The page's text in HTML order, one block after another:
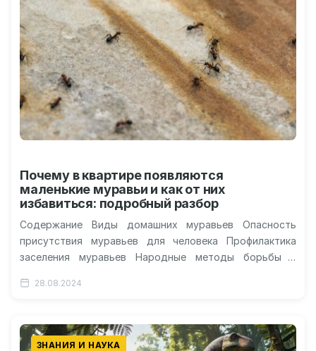
Почему в квартире появляются
маленькие муравьи и как от них
избавиться: подробный разбор
Содержание Виды домашних муравьев Опасность
присутствия муравьев для человека Профилактика
заселения муравьев Народные методы борьбы с
Муравьи – трудолюбивые…
28.08.2024
ЗНАНИЯ И НАУКА